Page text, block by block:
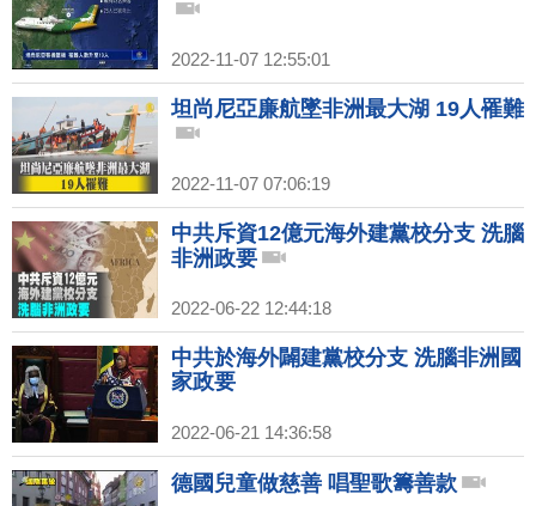
2022-11-07 12:55:01
坦尚尼亞廉航墜非洲最大湖 19人罹難
2022-11-07 07:06:19
中共斥資12億元海外建黨校分支 洗腦
非洲政要
2022-06-22 12:44:18
中共於海外闢建黨校分支 洗腦非洲國
家政要
2022-06-21 14:36:58
德國兒童做慈善 唱聖歌籌善款